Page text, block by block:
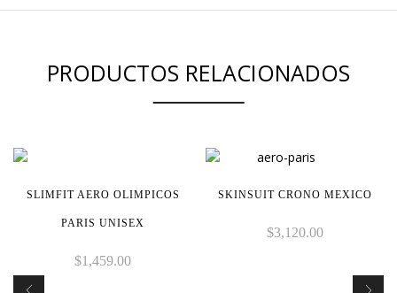
PRODUCTOS RELACIONADOS
SLIMFIT AERO OLIMPICOS
PARIS UNISEX
$1,459.00
SKINSUIT CRONO MEXICO
$3,120.00